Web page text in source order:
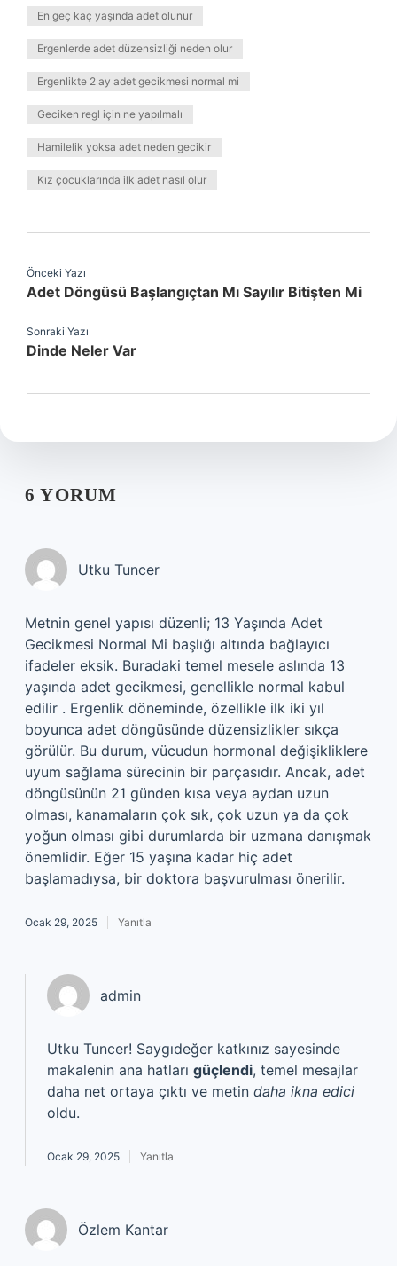
En geç kaç yaşında adet olunur
Ergenlerde adet düzensizliği neden olur
Ergenlikte 2 ay adet gecikmesi normal mi
Geciken regl için ne yapılmalı
Hamilelik yoksa adet neden gecikir
Kız çocuklarında ilk adet nasıl olur
Önceki Yazı
Adet Döngüsü Başlangıçtan Mı Sayılır Bitişten Mi
Sonraki Yazı
Dinde Neler Var
6 YORUM
Utku Tuncer
Metnin genel yapısı düzenli; 13 Yaşında Adet
Gecikmesi Normal Mi başlığı altında bağlayıcı
ifadeler eksik. Buradaki temel mesele aslında 13
yaşında adet gecikmesi, genellikle normal kabul
edilir . Ergenlik döneminde, özellikle ilk iki yıl
boyunca adet döngüsünde düzensizlikler sıkça
görülür. Bu durum, vücudun hormonal değişikliklere
uyum sağlama sürecinin bir parçasıdır. Ancak, adet
döngüsünün 21 günden kısa veya aydan uzun
olması, kanamaların çok sık, çok uzun ya da çok
yoğun olması gibi durumlarda bir uzmana danışmak
önemlidir. Eğer 15 yaşına kadar hiç adet
başlamadıysa, bir doktora başvurulması önerilir.
Ocak 29, 2025 Yanıtla
admin
Utku Tuncer! Saygıdeğer katkınız sayesinde
makalenin ana hatları güçlendi, temel mesajlar
daha net ortaya çıktı ve metin daha ikna edici
oldu.
Ocak 29, 2025 Yanıtla
Özlem Kantar